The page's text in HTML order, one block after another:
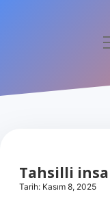
Tahsilli
Tarih: Kasım 8, 2025